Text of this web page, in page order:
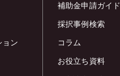
ョン
補助金申請ガイド
採択事例検索
コラム
お役立ち資料